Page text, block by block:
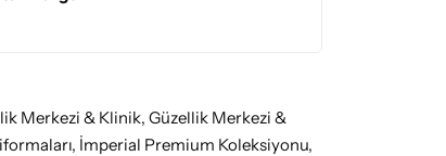
Merkezi & Klinik, Güzellik Merkezi &
, İmperial Premium Koleksiyonu,